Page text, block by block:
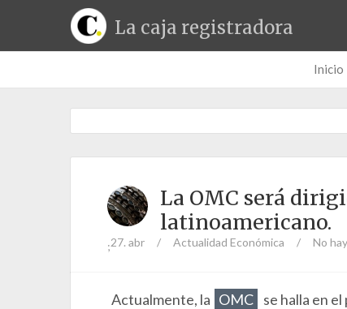
La caja registradora
Inicio
La OMC será
latinoamericano.
;27. abr / Actualidad Económica / No
Actualmente, la OMC se halla en